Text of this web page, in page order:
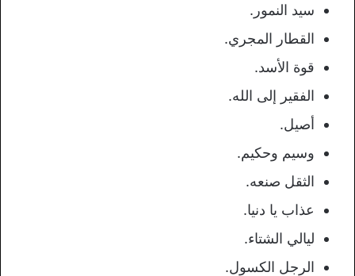
سيد النمور.
القطار المجري.
قوة الأسد.
الفقير إلى الله.
أصيل.
وسيم وحكيم.
الثقل صنعه.
عذاب يا دنيا.
ليالي الشتاء.
الرجل الكسول.